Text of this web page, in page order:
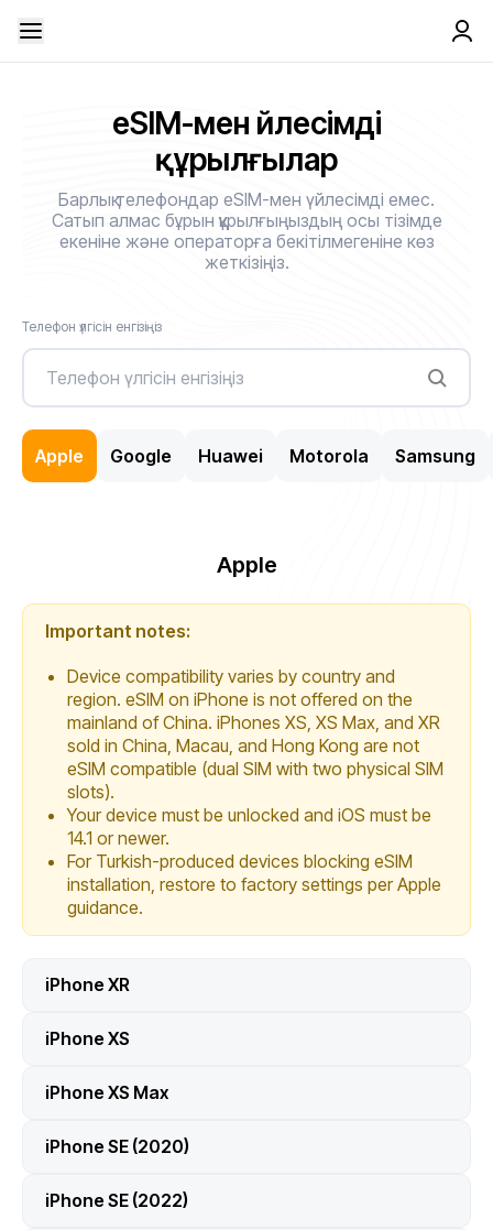
eSIM-мен үйлесімді
құрылғылар
Барлық телефондар eSIM-мен үйлесімді емес.
Сатып алмас бұрын құрылғыңыздың осы тізімде
екеніне және операторға бекітілмегеніне көз
жеткізіңіз.
Телефон үлгісін енгізіңіз
Apple Google Huawei Motorola Samsung
Apple
Important notes:
Device compatibility varies by country and
region. eSIM on iPhone is not offered on the
mainland of China. iPhones XS, XS Max, and XR
sold in China, Macau, and Hong Kong are not
eSIM compatible (dual SIM with two physical SIM
slots).
Your device must be unlocked and iOS must be
14.1 or newer.
For Turkish-produced devices blocking eSIM
installation, restore to factory settings per Apple
guidance.
iPhone XR
iPhone XS
iPhone XS Max
iPhone SE (2020)
iPhone SE (2022)